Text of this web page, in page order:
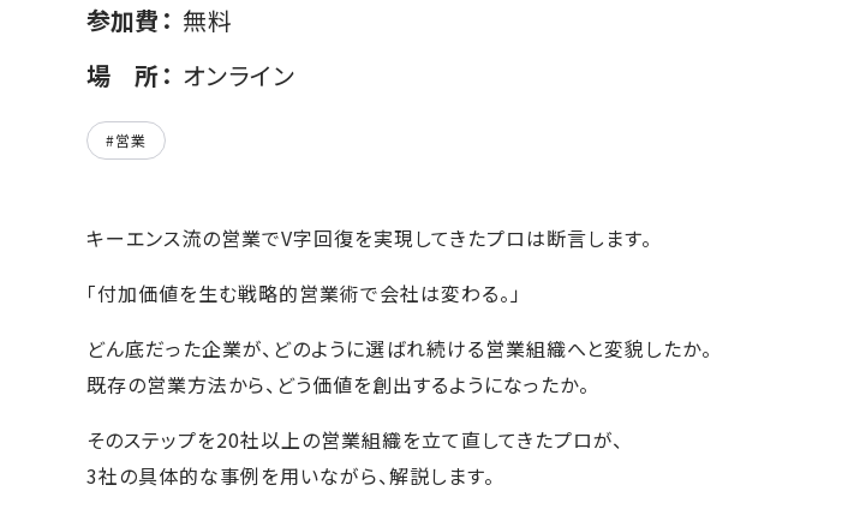
参加費
無料
場所 オンライン
#営業
キーエンス流の営業でV字回復を実現してきたプロは断言します。
「付加価値を生む戦略的営業術で会社は変わる。」
どん底だった企業が、どのように選ばれ続ける営業組織へと変貌したか。
既存の営業方法から、どう価値を創出するようになったか。
そのステップを20社以上の営業組織を立て直してきたプロが、
3社の具体的な事例を用いながら、解説します。